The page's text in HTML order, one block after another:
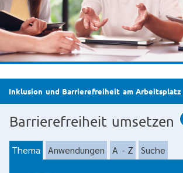
Inklusion und Barrierefreiheit am Arbeitsplatz
Barrierefreiheit umsetzen
Thema Anwendungen A - Z Suche